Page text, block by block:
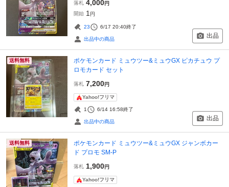
落札 4,000円
開始 1 円
23 6/17 20:40終了
出品中の商品 出品
送料無料
ポケモンカード ミュウツー&ミュウGX ピカチュウ プ
ロモカード セット
落札 7,200円
Yahoo!フリマ
1 6/14 16:58終了
出品中の商品 出品
送料無料
ポケモンカード ミュウツー&ミュウGX ジャンボカー
ド プロモ SM-P
落札 1,900円
Yahoo!フリマ